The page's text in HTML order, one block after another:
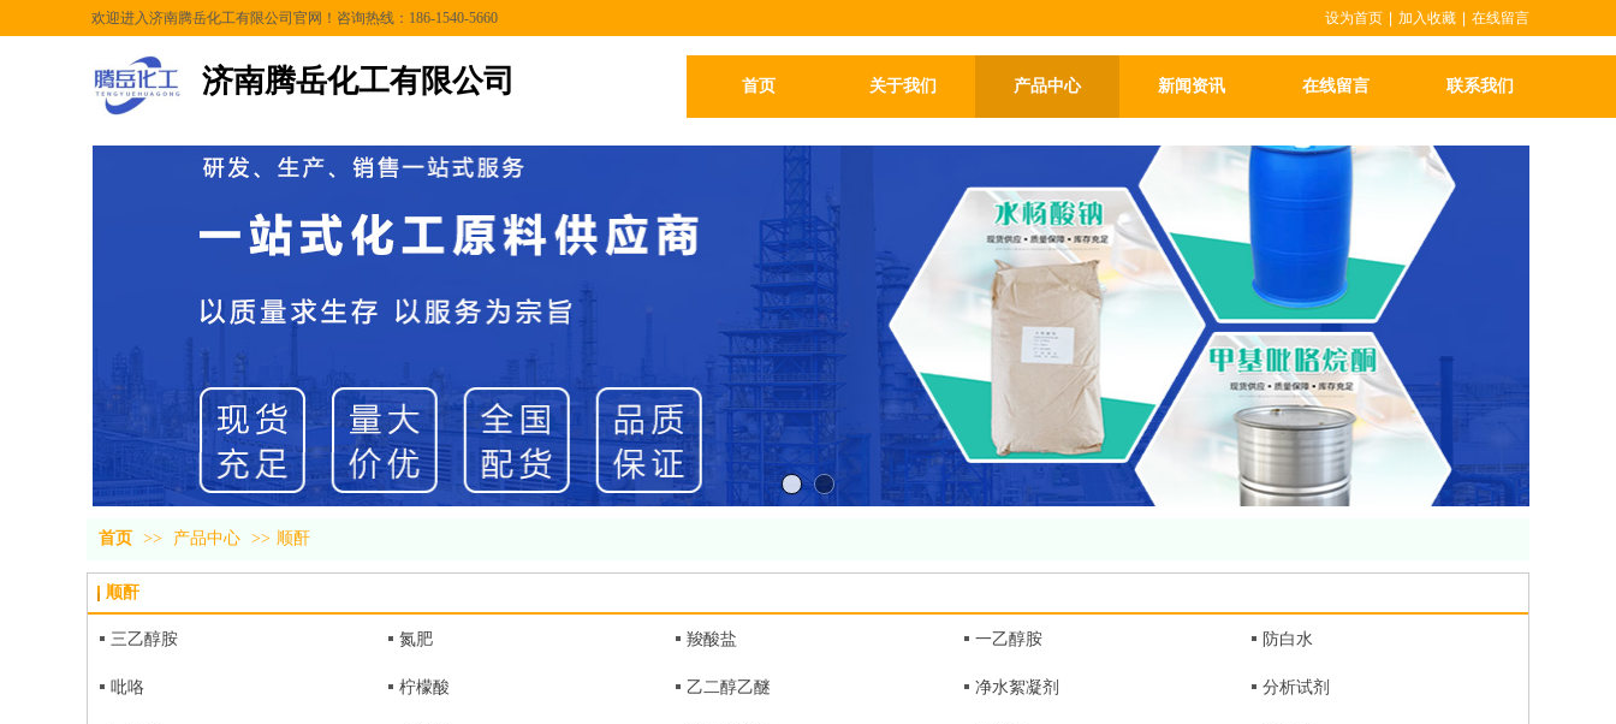
济南腾岳化工有限公司
欢迎进入济南腾岳化工有限公司官网！咨询热线：186-1540-5660
首页 关于我们 产品中心 新闻资讯 在线留言 联系我们
设为首页 加入收藏 在线留言
首页 >> 产品中心 >> 顺酐
顺酐
三乙醇胺 氮肥 羧酸盐 一乙醇胺 防白水
吡咯 柠檬酸 乙二醇乙醚 净水絮凝剂 分析试剂